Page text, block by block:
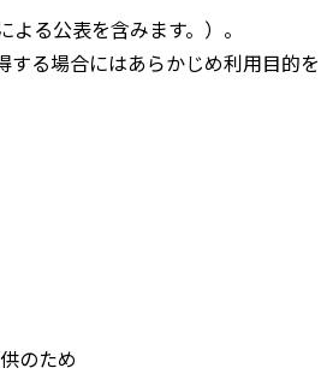
る公表を含みます。）。
る場合にはあらかじめ利用目的を
のため